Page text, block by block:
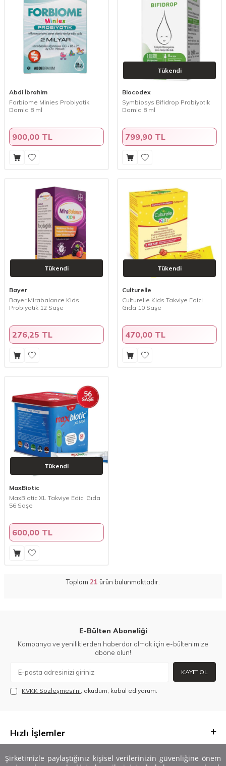
Şirketimizle paylaştığınız kişisel verilerinizin güvenliğine önem
Abdi İbrahim
Forbiome Minies Probiyotik
Damla 8 ml
900,00 TL
Tükendi
Biocodex
Symbiosys Bifidrop Probiyotik
Damla 8 ml
799,90 TL
Tükendi
Bayer
Bayer Mirabalance Kids
Probiyotik 12 Saşe
276,25 TL
Tükendi
Culturelle
Culturelle Kids Takviye Edici
Gıda 10 Saşe
470,00 TL
Tükendi
MaxBiotic
MaxBiotic XL Takviye Edici Gıda
56 Saşe
600,00 TL
Toplam 21 ürün bulunmaktadır.
E-Bülten Aboneliği
Kampanya ve yeniliklerden haberdar olmak için e-bültenimize
abone olun!
KAYIT OL
KVKK Sözleşmesi'ni, okudum, kabul ediyorum.
Hızlı İşlemler
Önemli Bilgiler